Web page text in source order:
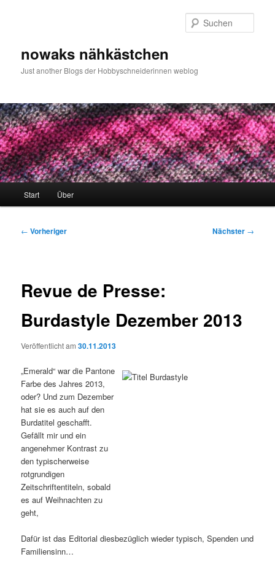
nowaks nähkästchen
Just another Blogs der Hobbyschneiderinnen weblog
Start Über
Beitragsnavigation
← Vorheriger Nächster →
Revue de Presse:
Burdastyle Dezember 2013
Veröffentlicht am30.11.2013
„Emerald“ war die Pantone
Farbe des Jahres 2013,
oder? Und zum Dezember
hat sie es auch auf den
Burdatitel geschafft.
Gefällt mir und ein
angenehmer Kontrast zu
den typischerweise
rotgrundigen
Zeitschriftentiteln, sobald
es auf Weihnachten zu
geht,
Dafür ist das Editorial diesbezüglich wieder typisch, Spenden und
Familiensinn…